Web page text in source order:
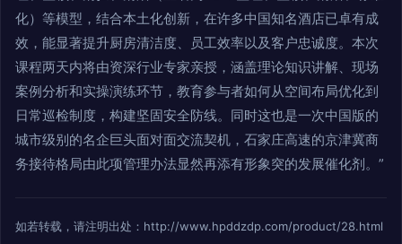
化）等模型，结合本土化创新，在许多中国知名酒店已卓有成
效，能显著提升厨房清洁度、员工效率以及客户忠诚度。本次
课程两天内将由资深行业专家亲授，涵盖理论知识讲解、现场
案例分析和实操演练环节，教育参与者如何从空间布局优化到
日常巡检制度，构建坚固安全防线。同时这也是一次中国版的
城市级别的名企巨头面对面交流契机，石家庄高速的京津冀商
务接待格局由此项管理办法显然再添有形象突的发展催化剂。”
如若转载，请注明出处：http://www.hpddzdp.com/product/28.html